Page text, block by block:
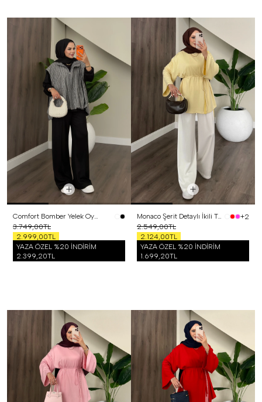
Comfort Bomber Yelek Oysh Üçlü Takım Siyah
3.749,00TL
2.999,00TL
YAZA ÖZEL %20 İNDİRİM
2.399,20TL
Monaco Şerit Detaylı İkili Takım Sarı
+2
2.549,00TL
2.124,00TL
YAZA ÖZEL %20 İNDİRİM
1.699,20TL